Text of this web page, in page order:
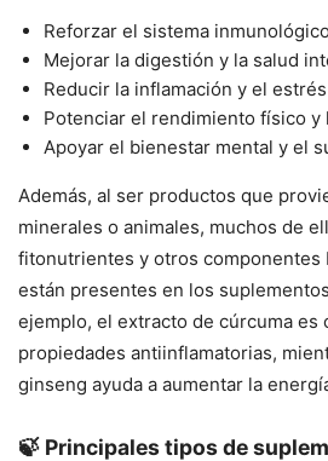
Reforzar el sistema
Mejorar la digestión y la salud
Reducir la inflamación y el
Potenciar el rendimiento físico y
Apoyar el bienestar mental y el
Además, al ser productos que
minerales o animales, muchos de
fitonutrientes y otros componentes
están presentes en los
ejemplo, el extracto de cúrcuma es
propiedades antiinflamatorias,
ginseng ayuda a aumentar la
🍃 Principales tipos de